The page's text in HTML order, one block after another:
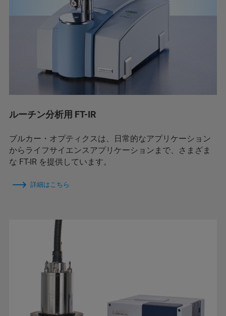
ルーチン分析用 FT-IR
ブルカー・オプティクスは、日常的なアプリケーション
からライフサイエンスアプリケーションまで、さまざま
な FT-IR を提供しています。
詳細はこちら